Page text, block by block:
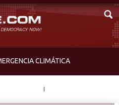
CLIMÁTICA